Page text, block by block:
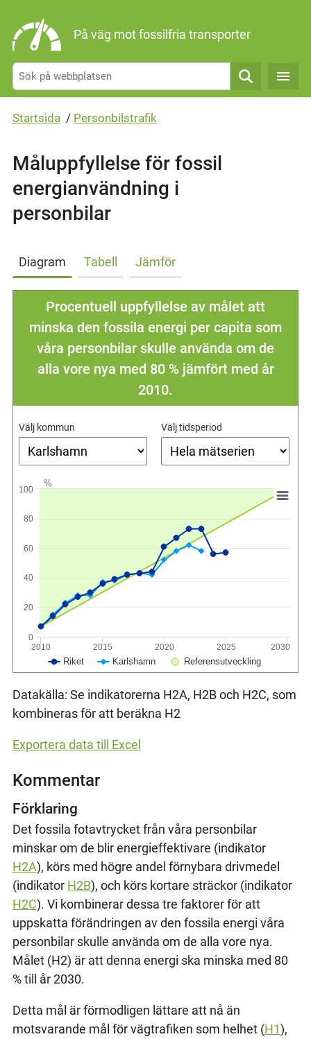
På väg mot fossilfria transporter
Sök
Startsida / Personbilstrafik
Måluppfyllelse för fossil
energianvändning i
personbilar
Diagram Tabell Jämför
Procentuell uppfyllelse av målet att
minska den fossila energi per capita som
våra personbilar skulle använda om de
alla vore nya med 80 % jämfört med år
2010.
Välj kommun Välj tidsperiod
%
Riket Karlshamn Referensutveckling
2010 2015 2020 2025 2030
0
20
40
60
80
100
Datakälla: Se indikatorerna H2A, H2B och H2C, som
kombineras för att beräkna H2
Exportera data till Excel
Kommentar
Förklaring
Det fossila fotavtrycket från våra personbilar
minskar om de blir energieffektivare (indikator
H2A), körs med högre andel förnybara drivmedel
(indikator H2B), och körs kortare sträckor (indikator
H2C). Vi kombinerar dessa tre faktorer för att
uppskatta förändringen av den fossila energi våra
personbilar skulle använda om de alla vore nya.
Målet (H2) är att denna energi ska minska med 80
% till år 2030.
Detta mål är förmodligen lättare att nå än
motsvarande mål för vägtrafiken som helhet (H1),